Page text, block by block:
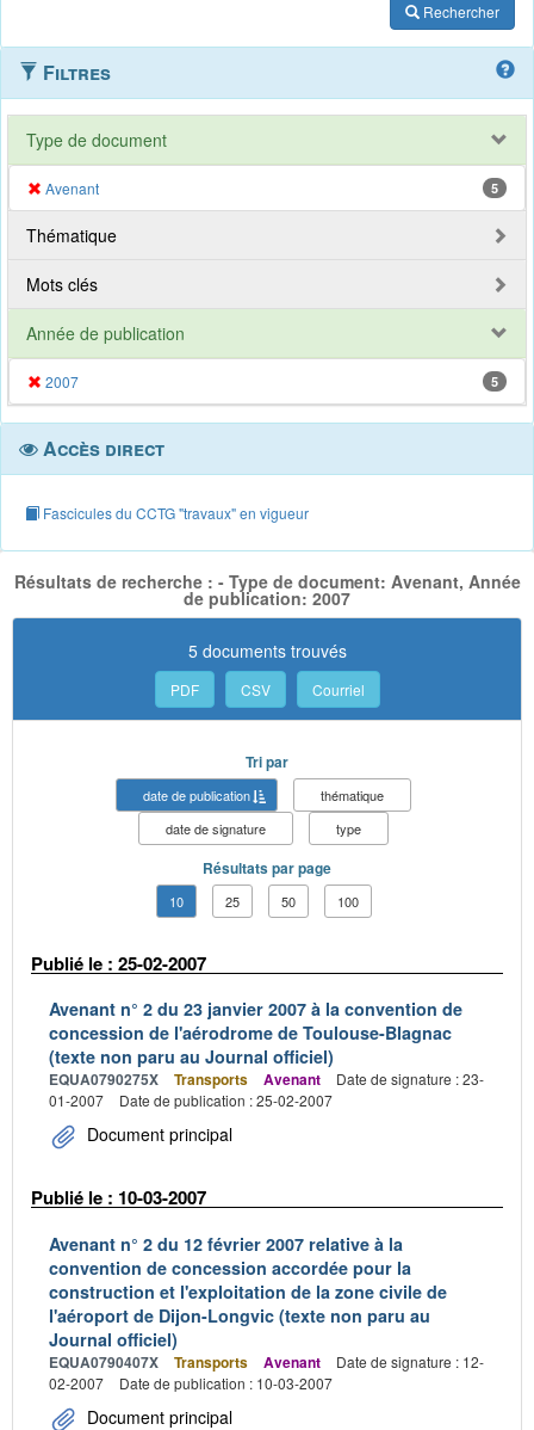
Rechercher
Filtres
Type de document
Avenant 5
Thématique
Mots clés
Année de publication
2007 5
Accès direct
Fascicules du CCTG "travaux" en vigueur
Résultats de recherche : - Type de document: Avenant, Année
de publication: 2007
5 documents trouvés
PDF CSV Courriel
Tri par
date de publication
thématique
date de signature
type
Résultats par page
10 25 50 100
Publié le : 25-02-2007
Avenant n° 2 du 23 janvier 2007 à la convention de
concession de l'aérodrome de Toulouse-Blagnac
(texte non paru au Journal officiel)
EQUA0790275X Transports Avenant
Date de signature : 23-
01-2007
Date de publication : 25-02-2007
Document principal
Publié le : 10-03-2007
Avenant n° 2 du 12 février 2007 relative à la
convention de concession accordée pour la
construction et l'exploitation de la zone civile de
l'aéroport de Dijon-Longvic (texte non paru au
Journal officiel)
EQUA0790407X Transports Avenant
Date de signature : 12-
02-2007
Date de publication : 10-03-2007
Document principal